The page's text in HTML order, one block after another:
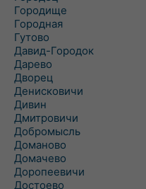
Городище
Городная
Гутово
Давид-Городок
Дарево
Дворец
Денисковичи
Дивин
Дмитровичи
Добромысль
Доманово
Домачево
Доропеевичи
Достоево